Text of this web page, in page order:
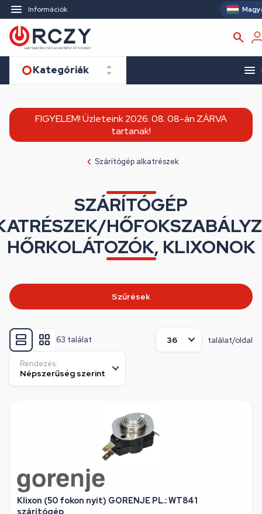
Információk
Kategóriák
FIGYELEM! Üzleteink 2026. 08. 08-án ZÁRVA
tartanak!
Szárítógép alkatrészek
SZÁRÍTÓGÉP
HŐRKOLÁTOZÓK, KLIXONOK
63 találat találat/oldal
Rendezés:
Klixon (50 fokon nyit) GORENJE PL.: WT841
szárítógép
Szűrések